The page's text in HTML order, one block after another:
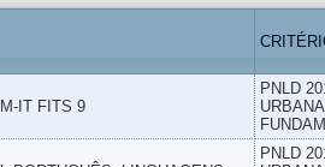
IT FITS 9
PNLD
PNLD